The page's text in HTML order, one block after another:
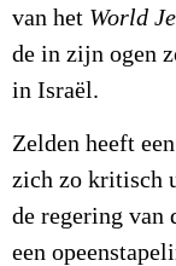
van het World
de in zijn ogen
in Israël.
Zelden heeft
zich zo kritisch
de regering van
een